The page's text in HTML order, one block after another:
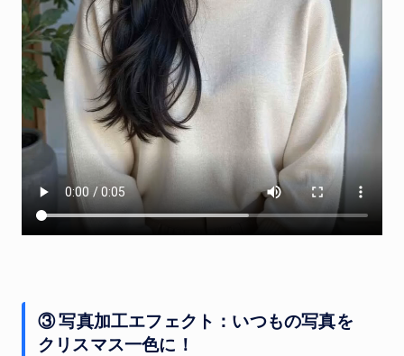
③ 写真加工エフェクト：いつもの写真を
クリスマス一色に！